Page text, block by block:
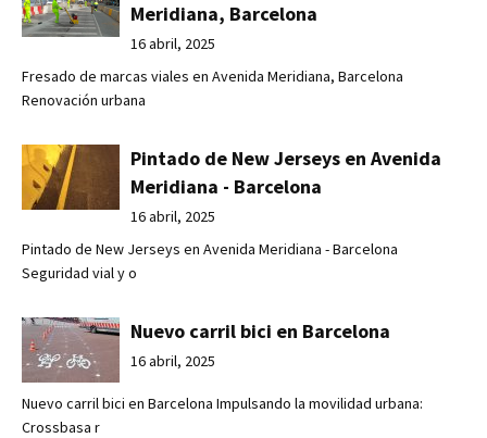
Meridiana, Barcelona
16 abril, 2025
Fresado de marcas viales en Avenida Meridiana, Barcelona
Renovación urbana
Pintado de New Jerseys en Avenida
Meridiana - Barcelona
16 abril, 2025
Pintado de New Jerseys en Avenida Meridiana - Barcelona
Seguridad vial y o
Nuevo carril bici en Barcelona
16 abril, 2025
Nuevo carril bici en Barcelona Impulsando la movilidad urbana:
Crossbasa r